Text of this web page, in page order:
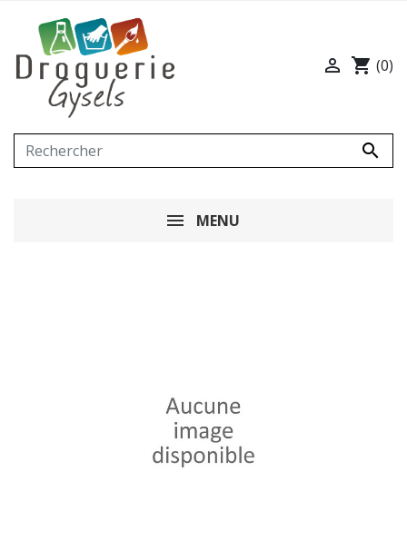

 shopping_cart (0)
MENU